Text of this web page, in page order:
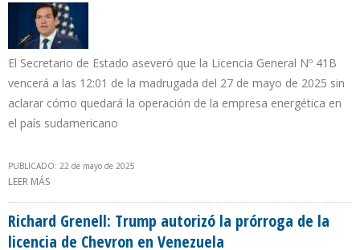
El Secretario de Estado aseveró que la Licencia General Nº 41B
vencerá a las 12:01 de la madrugada del 27 de mayo de 2025 sin
aclarar cómo quedará la operación de la empresa energética en
el país sudamericano
PUBLICADO: 22 de mayo de 2025
LEER MÁS
Richard Grenell: Trump autorizó la prórroga de la
licencia de Chevron en Venezuela